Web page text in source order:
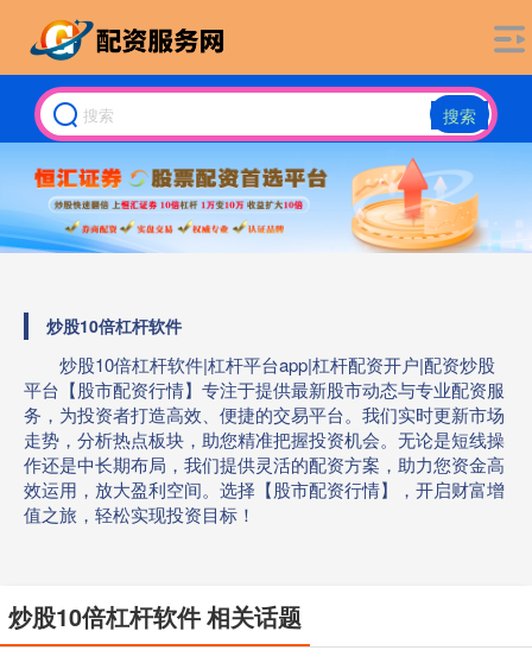
搜索
炒股10倍杠杆软件
炒股10倍杠杆软件|杠杆平台app|杠杆配资开户|配资炒股
平台【股市配资行情】专注于提供最新股市动态与专业配资服
务，为投资者打造高效、便捷的交易平台。我们实时更新市场
走势，分析热点板块，助您精准把握投资机会。无论是短线操
作还是中长期布局，我们提供灵活的配资方案，助力您资金高
效运用，放大盈利空间。选择【股市配资行情】，开启财富增
值之旅，轻松实现投资目标！
炒股10倍杠杆软件 相关话题